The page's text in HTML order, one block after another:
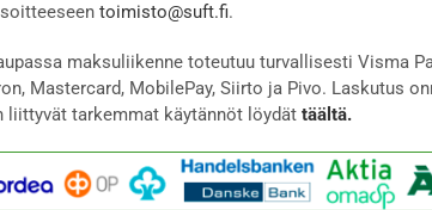
toimisto@suft.fi.
maksuliikenne toteutuu turvallisesti Visma
Mastercard, MobilePay, Siirto ja Pivo. Laskutus
liittyvät tarkemmat käytännöt löydät täältä.